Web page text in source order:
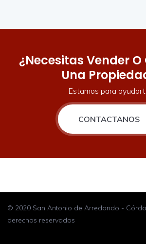
¿Necesitas Vender
Una
Estamos para
CONTACTANOS
© 2020 San Antonio de Arredondo -
derechos reservados